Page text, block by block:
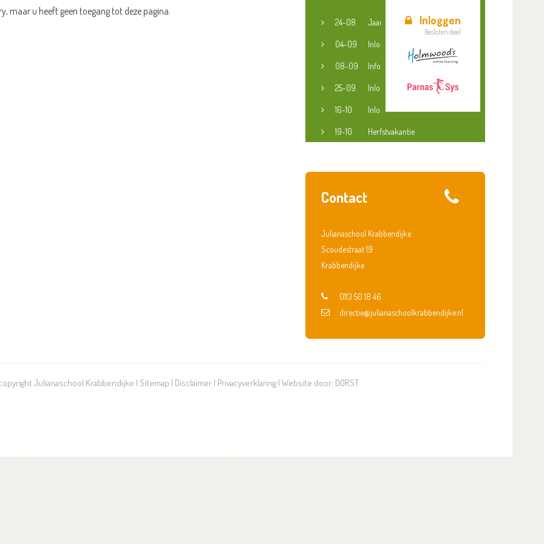
Inloggen
Besloten deel
maar u heeft geen toegang tot deze pagina.
24-08 Jaaropening
04-09 Inloopspreekuur jeugdconsulent
08-09 Informatieavond groep 3-8
25-09 Inloopspreekuur jeugdconsulent
16-10 Inloopspreekuur jeugdconsulent
19-10 Herfstvakantie
Contact
Julianaschool Krabbendijke
Scoudestraat 19
Krabbendijke
0113 50 18 46
directie@julianaschoolkrabbendijke.nl
Julianaschool Krabbendijke | Sitemap | Disclaimer | Privacyverklaring | Website door: DORST